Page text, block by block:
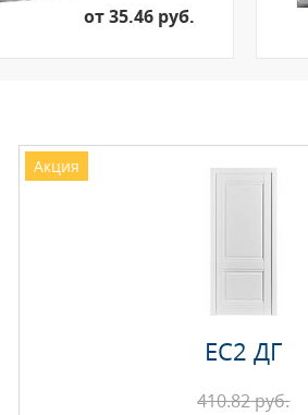
от 35.46 руб.
Акция
EC2 ДГ
410.82 руб.